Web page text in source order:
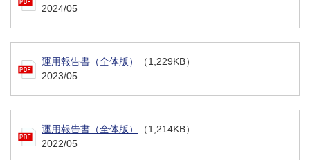
2024/05
運用報告書（全体版）
（1,229KB）
2023/05
運用報告書（全体版）
（1,214KB）
2022/05